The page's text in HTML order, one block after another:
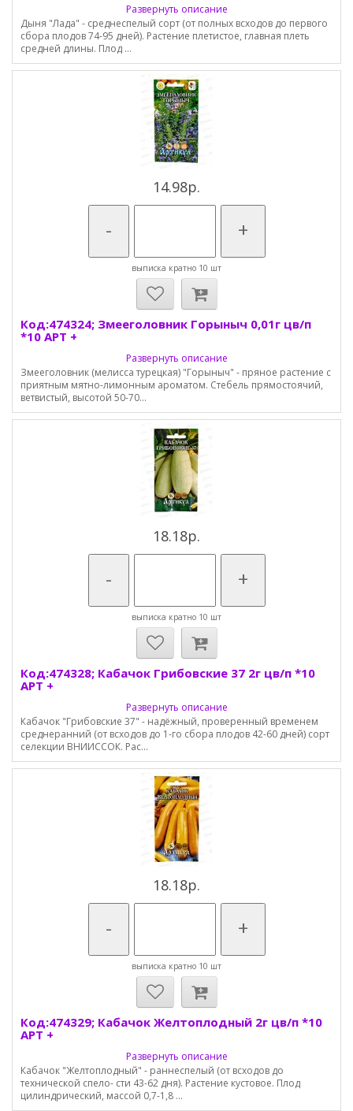
Развернуть описание
Дыня "Лада" - среднеспелый сорт (от полных всходов до первого
сбора плодов 74-95 дней). Растение плетистое, главная плеть
средней длины. Плод ...
14.98р.
- +
выписка кратно 10 шт
Код:474324; Змееголовник Горыныч 0,01г цв/п
*10 АРТ +
Развернуть описание
Змееголовник (мелисса турецкая) "Горыныч" - пряное растение с
приятным мятно-лимонным ароматом. Стебель прямостоячий,
ветвистый, высотой 50-70...
18.18р.
- +
выписка кратно 10 шт
Код:474328; Кабачок Грибовские 37 2г цв/п *10
АРТ +
Развернуть описание
Кабачок "Грибовские 37" - надёжный, проверенный временем
среднеранний (от всходов до 1-го сбора плодов 42-60 дней) сорт
селекции ВНИИССОК. Рас...
18.18р.
- +
выписка кратно 10 шт
Код:474329; Кабачок Желтоплодный 2г цв/п *10
АРТ +
Развернуть описание
Кабачок "Желтоплодный" - раннеспелый (от всходов до
технической спело- сти 43-62 дня). Растение кустовое. Плод
цилиндрический, массой 0,7-1,8 ...